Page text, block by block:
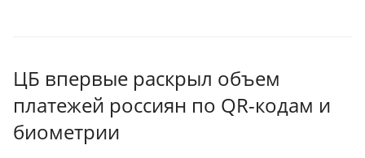
ЦБ впервые раскрыл объем
платежей россиян по QR-кодам и
биометрии